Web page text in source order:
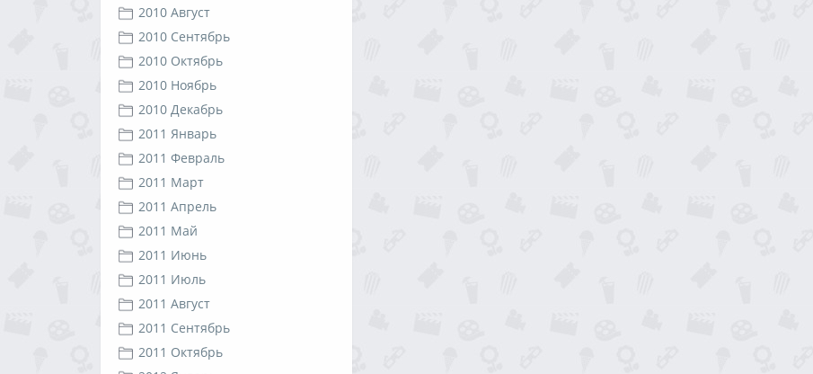
2010 Август
2010 Сентябрь
2010 Октябрь
2010 Ноябрь
2010 Декабрь
2011 Январь
2011 Февраль
2011 Март
2011 Апрель
2011 Май
2011 Июнь
2011 Июль
2011 Август
2011 Сентябрь
2011 Октябрь